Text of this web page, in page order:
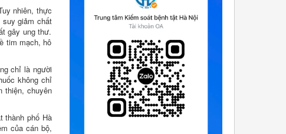
nhiên, thực
giảm chất
gây ung thư.
tim mạch, hô
chỉ là người
không chỉ
thiện, chuyên
thành phố Hà
của cán bộ,